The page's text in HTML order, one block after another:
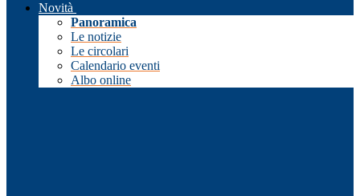
Novità
Panoramica
Le notizie
Le circolari
Calendario eventi
Albo online